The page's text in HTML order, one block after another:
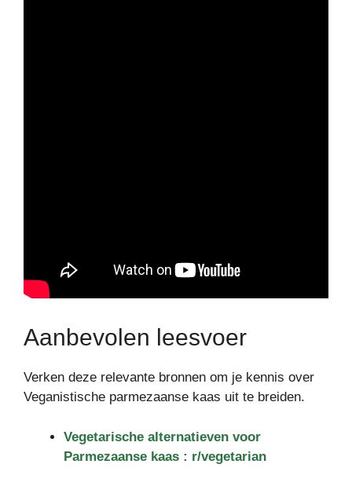
Aanbevolen leesvoer
Verken deze relevante bronnen om je kennis over
Veganistische parmezaanse kaas uit te breiden.
Vegetarische alternatieven voor
Parmezaanse kaas : r/vegetarian